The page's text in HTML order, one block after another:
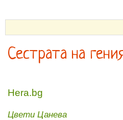
Сестрата на
Hera.bg
Цвети Цанева